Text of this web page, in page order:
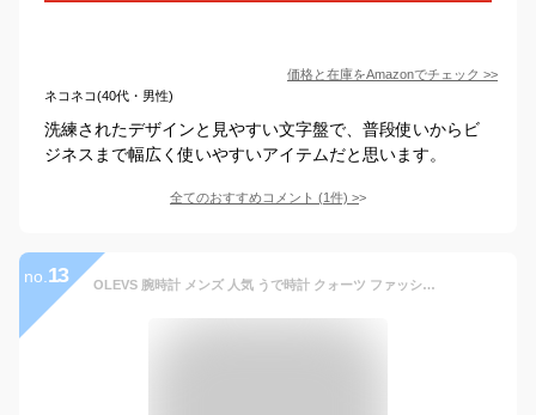
価格と在庫をAmazonでチェック >>
ネコネコ(40代・男性)
洗練されたデザインと見やすい文字盤で、普段使いからビ
ジネスまで幅広く使いやすいアイテムだと思います。
全てのおすすめコメント (1件) >
no. 13 OLEVS 腕時計 メンズ 人気 うで時計 クォーツ ファッション ビジネス クロノグラフ ステンレス鋼 watch for men 防水 日付 男性プレゼント ブルー